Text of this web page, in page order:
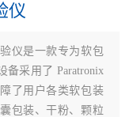
仪
仪是一款专为软包
备采用了 Paratronix
了用户各类软包装
包装、干粉、颗粒